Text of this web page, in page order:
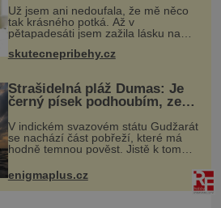
Už jsem ani nedoufala, že mě něco
tak krásného potká. Až v
pětapadesáti jsem zažila lásku na
vdávala, když mi bylo dvacet. Oba
skutecnepribehy.cz
Strašidelná pláž Dumas: Je
černý písek podhoubím, ze
V indickém svazovém státu Gudžarát
se nachází část pobřeží, které má
hodně temnou pověst. Jistě k tomu
přispívá i černý písek této pláže.
Proč má pláž takové netypické
zbarvení? Nakolik jsou pravdivé
enigmaplus.cz